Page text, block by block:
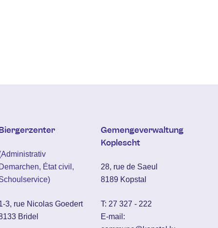
Demarchen, État civil,
3, rue Nicolas Goedert
Bridel
Gemengeverwaltung
Koplescht
28, rue de Saeul
8189 Kopstal
T: 27 327 - 222
E-mail: